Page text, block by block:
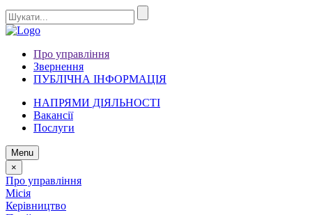
Про управління
Звернення
ПУБЛІЧНА ІНФОРМАЦІЯ
НАПРЯМИ ДІЯЛЬНОСТІ
Вакансії
Послуги
Menu
×
Про управління
Місія
Керівництво